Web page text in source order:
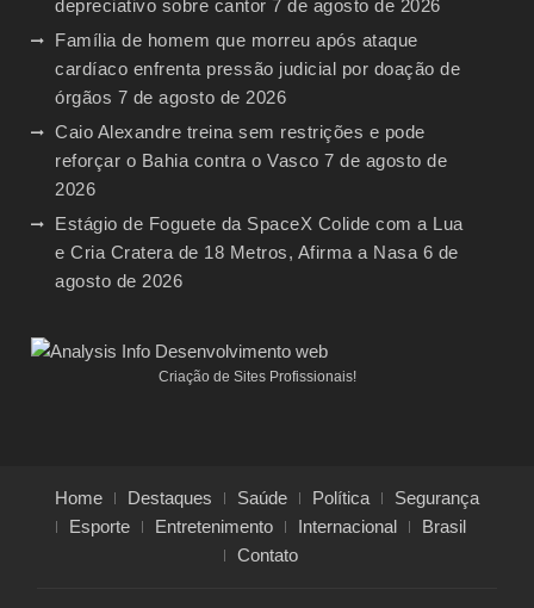
depreciativo sobre cantor 7 de agosto de 2026
Família de homem que morreu após ataque
cardíaco enfrenta pressão judicial por doação de
órgãos 7 de agosto de 2026
Caio Alexandre treina sem restrições e pode
reforçar o Bahia contra o Vasco 7 de agosto de
2026
Estágio de Foguete da SpaceX Colide com a Lua
e Cria Cratera de 18 Metros, Afirma a Nasa 6 de
agosto de 2026
Criação de Sites Profissionais!
Home Destaques Saúde Política
Segurança
Esporte
Entretenimento Internacional
Brasil
Contato